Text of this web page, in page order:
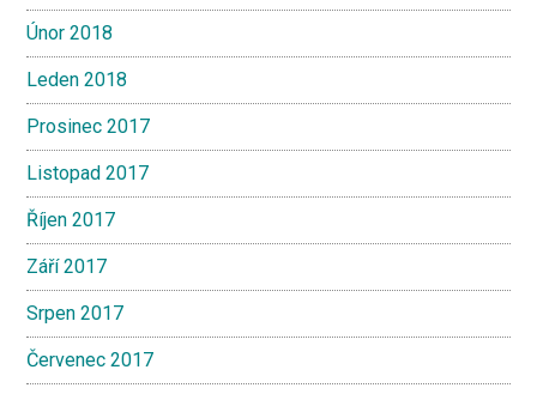
Únor 2018
Leden 2018
Prosinec 2017
Listopad 2017
Říjen 2017
Září 2017
Srpen 2017
Červenec 2017